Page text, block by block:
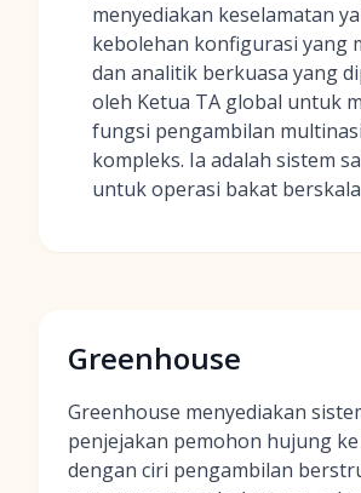
menyediakan keselamatan
kebolehan konfigurasi yang
dan analitik berkuasa yang
oleh Ketua TA global untuk
fungsi pengambilan
kompleks. Ia adalah sistem
untuk operasi bakat
Greenhouse
Greenhouse menyediakan
penjejakan pemohon hujung
dengan ciri pengambilan